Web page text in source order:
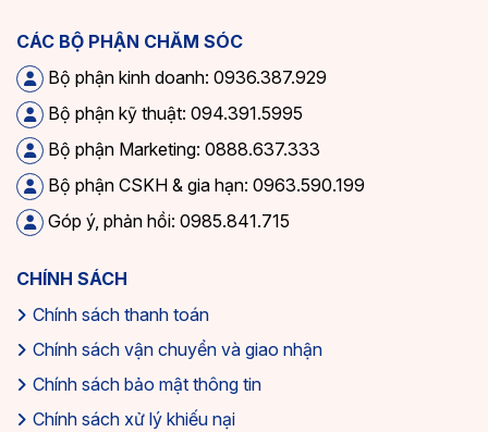
CÁC BỘ PHẬN CHĂM SÓC
Bộ phận kinh doanh: 0936.387.929
Bộ phận kỹ thuật: 094.391.5995
Bộ phận Marketing: 0888.637.333
Bộ phận CSKH & gia hạn: 0963.590.199
Góp ý, phản hồi: 0985.841.715
CHÍNH SÁCH
Chính sách thanh toán
Chính sách vận chuyển và giao nhận
Chính sách bảo mật thông tin
Chính sách xử lý khiếu nại